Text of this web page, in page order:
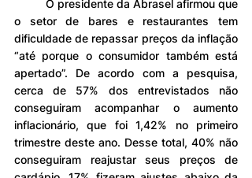
o setor de bares e restaurantes tem
dificuldade de repassar preços da inflação
“até porque o consumidor também está
apertado”. De acordo com a pesquisa,
cerca de 57% dos entrevistados não
conseguiram acompanhar o aumento
inflacionário, que foi 1,42% no primeiro
trimestre deste ano. Desse total, 40% não
conseguiram reajustar seus preços de